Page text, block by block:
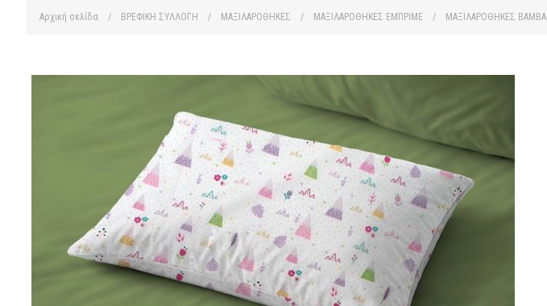
Αρχική σελίδα / ΒΡΕΦΙΚΗ ΣΥΛΛΟΓΗ / ΜΑΞΙΛΑΡΟΘΗΚΕΣ / ΜΑΞΙΛΑΡΟΘΗΚΕΣ ΕΜΠΡΙΜΕ / ΜΑΞΙΛΑΡΟΘΗΚΕΣ